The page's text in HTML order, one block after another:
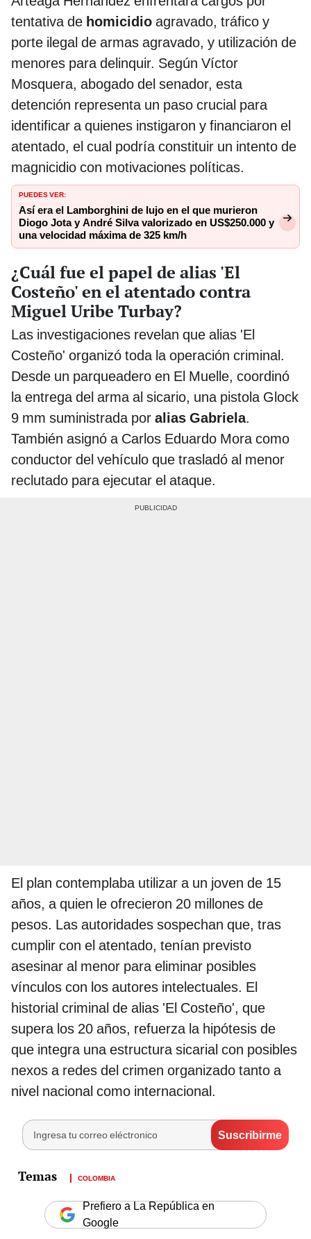
tentativa de homicidio agravado, tráfico y
porte ilegal de armas agravado, y utilización de
menores para delinquir. Según Víctor
Mosquera, abogado del senador, esta
detención representa un paso crucial para
identificar a quienes instigaron y financiaron el
atentado, el cual podría constituir un intento de
magnicidio con motivaciones políticas.
PUEDES VER:
Así era el Lamborghini de lujo en el que murieron
Diogo Jota y André Silva valorizado en US$250.000 y
una velocidad máxima de 325 km/h
¿Cuál fue el papel de alias 'El
Costeño' en el atentado contra
Miguel Uribe Turbay?
Las investigaciones revelan que alias 'El
Costeño' organizó toda la operación criminal.
Desde un parqueadero en El Muelle, coordinó
la entrega del arma al sicario, una pistola Glock
9 mm suministrada por alias Gabriela.
También asignó a Carlos Eduardo Mora como
conductor del vehículo que trasladó al menor
reclutado para ejecutar el ataque.
El plan contemplaba utilizar a un joven de 15
años, a quien le ofrecieron 20 millones de
pesos. Las autoridades sospechan que, tras
cumplir con el atentado, tenían previsto
asesinar al menor para eliminar posibles
vínculos con los autores intelectuales. El
historial criminal de alias 'El Costeño', que
supera los 20 años, refuerza la hipótesis de
que integra una estructura sicarial con posibles
nexos a redes del crimen organizado tanto a
nivel nacional como internacional.
COLOMBIA
Prefiero a La República en
Google